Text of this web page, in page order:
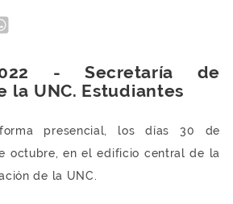
- Secretaría de
la UNC. Estudiantes
presencial, los días 30 de
octubre, en el edificio central de la
de la UNC.